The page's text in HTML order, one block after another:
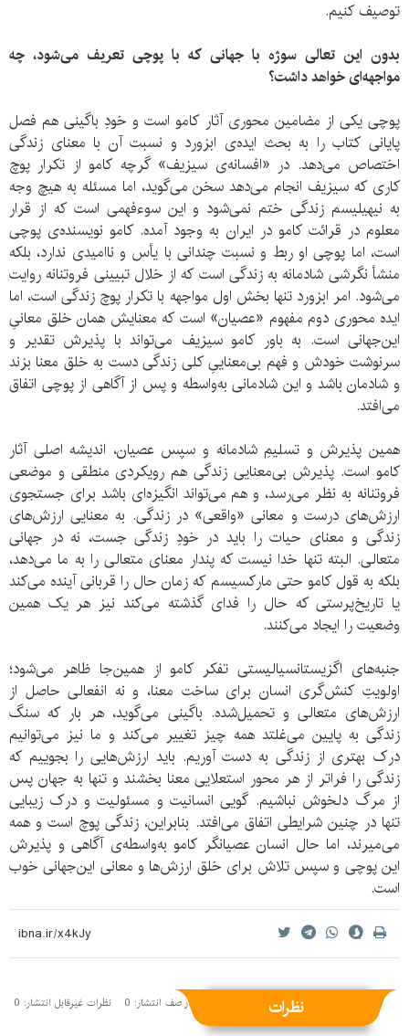
توصیف کنیم.
بدون این تعالی سوژه با جهانی که با پوچی تعریف می‌شود، چه
مواجهه‌ای خواهد داشت؟
پوچی یکی از مضامین محوری آثار کامو است و خودِ باگینی هم فصل
پایانی کتاب را به بحث ایده‌ی ابزورد و نسبت آن با معنای زندگی
اختصاص می‌دهد. در «افسانه‌ی سیزیف» گرچه کامو از تکرار پوچ
کاری که سیزیف انجام می‌دهد سخن می‌گوید، اما مسئله به هیچ وجه
به نیهیلیسم زندگی ختم نمی‌شود و این سوءفهمی است که از قرار
معلوم در قرائت کامو در ایران به وجود آمده. کامو نویسنده‌ی پوچی
است، اما پوچی او ربط و نسبت چندانی با یأس و ناامیدی ندارد، بلکه
منشأ نگرشی شادمانه به زندگی است که از خلال تبیینی فروتنانه روایت
می‌شود. امر ابزورد تنها بخش اول مواجهه با تکرار پوچ زندگی است، اما
ایده‌ محوری دوم مفهوم «عصیان» است که معنایش همان خلق معانیِ
این‌جهانی است. به باور کامو سیزیف می‌تواند با پذیرش تقدیر و
سرنوشت خودش و فهم بی‌معناییِ کلی زندگی دست به خلق معنا بزند
و شادمان باشد و این شادمانی به‌واسطه‌ و پس از آگاهی از پوچی اتفاق
می‌افتد.
همین پذیرش و تسلیمِ شادمانه و سپس عصیان، اندیشه‌ اصلی آثار
کامو است. پذیرش بی‌معنایی زندگی هم رویکردی منطقی و موضعی
فروتنانه به نظر می‌رسد، و هم می‌تواند انگیزه‌ای باشد برای جستجوی
ارزش‌های درست و معانی «واقعی» در زندگی. به معنایی ارزش‌های
زندگی و معنای حیات را باید در خودِ زندگی جست، نه در جهانی
متعالی. البته تنها خدا نیست که پندار معنای متعالی را به ما می‌دهد،
بلکه به قول کامو حتی مارکسیسم که زمان حال را قربانی آینده می‌کند
یا تاریخ‌پرستی که حال را فدای گذشته می‌کند نیز هر یک همین
وضعیت را ایجاد می‌کنند.
جنبه‌های اگزیستانسیالیستی تفکر کامو از همین‌جا ظاهر می‌شود؛
اولویتِ کنش‌گری انسان برای ساخت معنا، و نه انفعالی حاصل از
ارزش‌های متعالی و تحمیل‌شده. باگینی می‌گوید، هر بار که سنگ
زندگی به پایین می‌غلتد همه چیز تغییر می‌کند و ما نیز می‌توانیم
درک بهتری از زندگی به دست آوریم. باید ارزش‌هایی را بجوییم که
زندگی را فراتر از هر محور استعلایی معنا بخشند و تنها به جهان پس
از مرگ دلخوش نباشیم. گویی انسانیت و مسئولیت و درک زیبایی
تنها در چنین شرایطی اتفاق می‌افتد. بنابراین، زندگی پوچ است و همه
می‌میرند، اما حال انسان عصیانگر کامو به‌واسطه‌ی آگاهی و پذیرش
این پوچی و سپس تلاش برای خلق ارزش‌ها و معانی این‌جهانی خوب
است.
نظرات
نظرات منتشر شده: 1 نظرات در صف انتشار: 0 نظرات غیرقابل انتشار: 0